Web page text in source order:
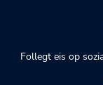
Follegt eis op